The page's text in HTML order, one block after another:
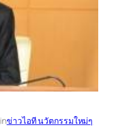
inข่าวไอที นวัตกรรมใหม่ๆ